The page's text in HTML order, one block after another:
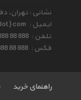
نشانی : تهران،
ایمیل : com
تلفن : 88 888
فکس : 88 888
راهنمای خرید